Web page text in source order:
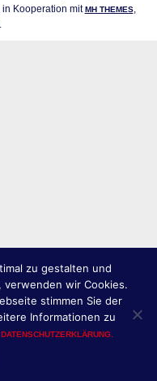
in Kooperation mitMH THEMES,
zu gestalten und
wir Cookies.
stimmen Sie der
Informationen zu
DATENSCHUTZERKLÄRUNG.